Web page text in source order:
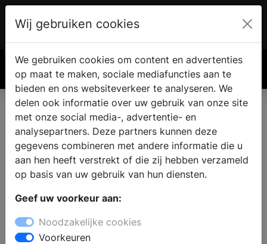
€ 0.00
Wij gebruiken cookies
We gebruiken cookies om content en advertenties
op maat te maken, sociale mediafuncties aan te
bieden en ons websiteverkeer te analyseren. We
delen ook informatie over uw gebruik van onze site
met onze social media-, advertentie- en
analysepartners. Deze partners kunnen deze
gegevens combineren met andere informatie die u
aan hen heeft verstrekt of die zij hebben verzameld
op basis van uw gebruik van hun diensten.
Geef uw voorkeur aan:
Noodzakelijke cookies
Voorkeuren